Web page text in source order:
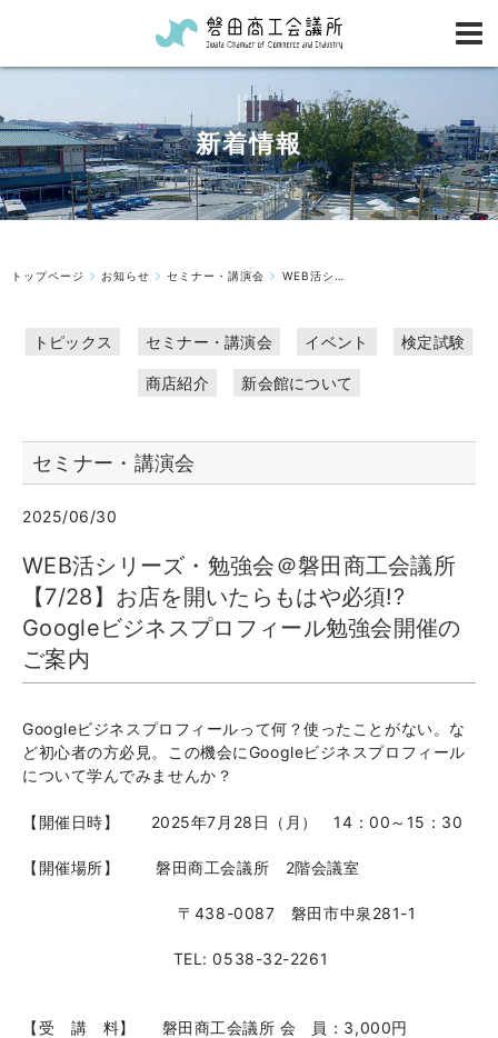
新着情報
トップページ お知らせ セミナー・講演会 WEB活シリーズ・勉強会＠磐田商工会議所【7/28】お店を開いたらもはや必...
トピックス セミナー・講演会 イベント 検定試験
商店紹介 新会館について
セミナー・講演会
2025/06/30
WEB活シリーズ・勉強会＠磐田商工会議所
【7/28】お店を開いたらもはや必須!?
Googleビジネスプロフィール勉強会開催の
ご案内
Googleビジネスプロフィールって何？使ったことがない。な
ど初心者の方必見。この機会にGoogleビジネスプロフィール
について学んでみませんか？
【開催日時】 2025年7月28日（月） 14：00～15：30
【開催場所】 磐田商工会議所 2階会議室
〒438-0087 磐田市中泉281-1
TEL: 0538-32-2261
【受 講 料】 磐田商工会議所 会 員：3,000円